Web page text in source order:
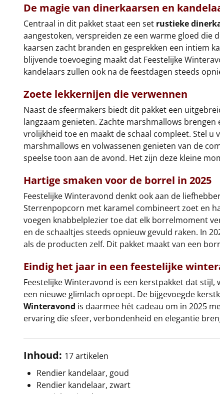
De magie van dinerkaarsen en
Centraal in dit pakket staat een set rustieke
aangestoken, verspreiden ze een warme gloed
kaarsen zacht branden en gesprekken een intiem
blijvende toevoeging maakt dat Feestelijke
kandelaars zullen ook na de feestdagen steeds
Zoete lekkernijen die verwennen
Naast de sfeermakers biedt dit pakket een
langzaam genieten. Zachte marshmallows
vrolijkheid toe en maakt de schaal compleet. Stel
marshmallows en volwassenen genieten van de
speelse toon aan de avond. Het zijn deze kleine
Hartige smaken voor de borrel in 2025
Feestelijke Winteravond denkt ook aan de
Sterrenpopcorn met karamel combineert zoet en
voegen knabbelplezier toe dat elk borrelmoment
en de schaaltjes steeds opnieuw gevuld raken. In
als de producten zelf. Dit pakket maakt van een
Eindig het jaar in een feestelijke
Feestelijke Winteravond is een kerstpakket dat
een nieuwe glimlach oproept. De bijgevoegde
Winteravond is daarmee hét cadeau om in 2025
ervaring die sfeer, verbondenheid en elegantie
Inhoud: 17 artikelen
Rendier kandelaar, goud
Rendier kandelaar, zwart